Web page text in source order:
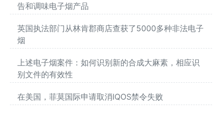
告和调味电子烟产品
英国执法部门从林肯郡商店查获了5000多种非法电子
烟
上述电子烟案件：如何识别新的合成大麻素，相应识
别文件的有效性
在美国，菲莫国际申请取消IQOS禁令失败